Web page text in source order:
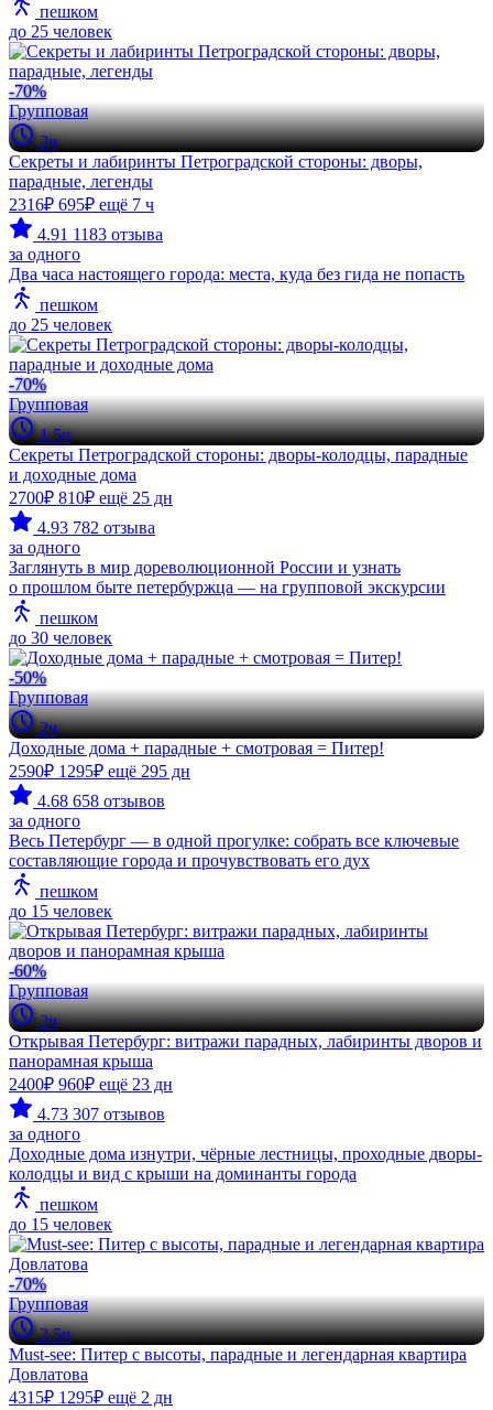
пешком
до 25 человек
-70%
Групповая
2ч
Секреты и лабиринты Петроградской стороны: дворы,
парадные, легенды
2316₽ 695₽ ещё 7 ч
4.91 1183 отзыва
за одного
Два часа настоящего города: места, куда без гида не попасть
пешком
до 25 человек
-70%
Групповая
1.5ч
Секреты Петроградской стороны: дворы-колодцы, парадные
и доходные дома
2700₽ 810₽ ещё 25 дн
4.93 782 отзыва
за одного
Заглянуть в мир дореволюционной России и узнать
о прошлом быте петербуржца — на групповой экскурсии
пешком
до 30 человек
-50%
Групповая
2ч
Доходные дома + парадные + смотровая = Питер!
2590₽ 1295₽ ещё 295 дн
4.68 658 отзывов
за одного
Весь Петербург — в одной прогулке: собрать все ключевые
составляющие города и прочувствовать его дух
пешком
до 15 человек
-60%
Групповая
2ч
Открывая Петербург: витражи парадных, лабиринты дворов и
панорамная крыша
2400₽ 960₽ ещё 23 дн
4.73 307 отзывов
за одного
Доходные дома изнутри, чёрные лестницы, проходные дворы-
колодцы и вид с крыши на доминанты города
пешком
до 15 человек
-70%
Групповая
2.5ч
Must-see: Питер с высоты, парадные и легендарная квартира
Довлатова
4315₽ 1295₽ ещё 2 дн